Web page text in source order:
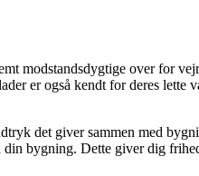
modstandsdygtige over for
er også kendt for deres lette
det giver sammen med
bygning. Dette giver dig